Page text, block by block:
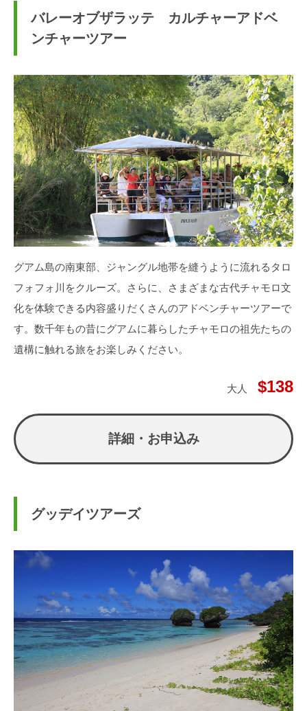
バレーオブザラッテ カルチャーアドベ
ンチャーツアー
グアム島の南東部、ジャングル地帯を縫うように流れるタロ
フォフォ川をクルーズ。さらに、さまざまな古代チャモロ文
化を体験できる内容盛りだくさんのアドベンチャーツアーで
す。数千年もの昔にグアムに暮らしたチャモロの祖先たちの
遺構に触れる旅をお楽しみください。
大人 $138
詳細・お申込み
グッデイツアーズ